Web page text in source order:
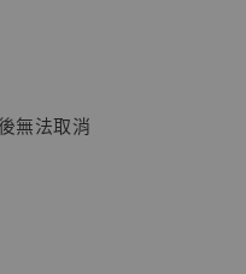
加入購物車
無法取消